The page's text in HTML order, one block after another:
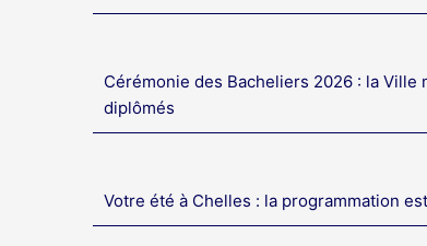
Cérémonie des Bacheliers 2026 : la Ville
diplômés
Votre été à Chelles : la programmation